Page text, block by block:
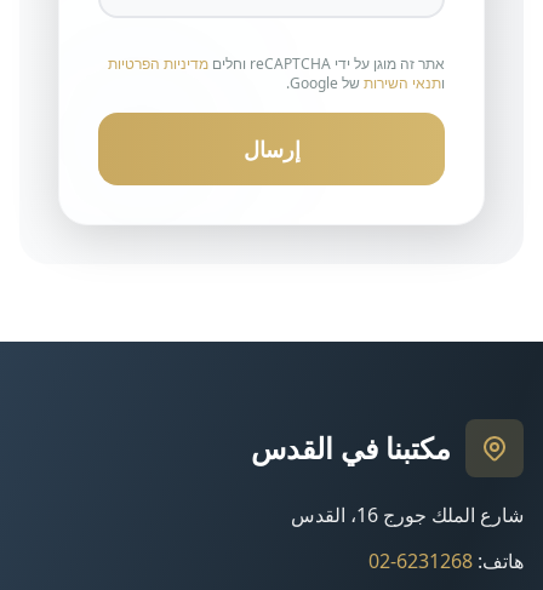
אתר זה מוגן על ידי reCAPTCHA וחלים
מדיניות הפרטיות
ותנאי השירותשל Google.
إرسال
مكتبنا في القدس
شارع الملك جورج 16، القدس
هاتف:
02-6231268